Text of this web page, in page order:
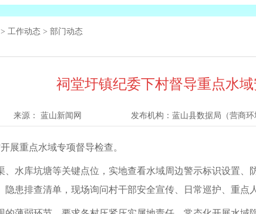
> 工作动态 > 部门动态
祠堂圩镇纪委下村督导重点水
来源： 蓝山新闻网 发布机构： 蓝山县数据局（营商环
展重点水域专项督导检查。
、水库坑塘等关键点位，实地查看水域周边警示标识设置
患排查清单，现场询问村干部安全宣传、日常巡护、重点